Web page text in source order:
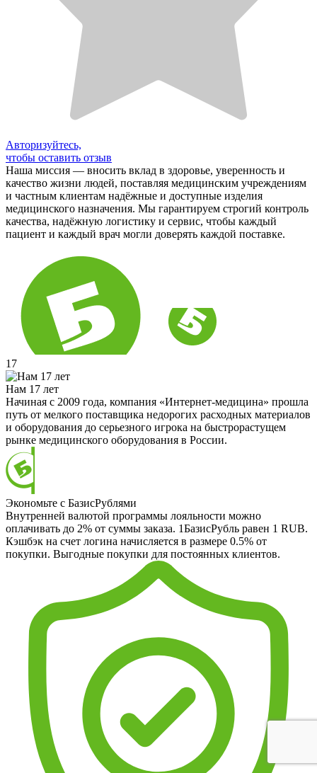
Авторизуйтесь,
чтобы оставить отзыв
Наша миссия — вносить вклад в здоровье, уверенность и
качество жизни людей, поставляя медицинским учреждениям
и частным клиентам надёжные и доступные изделия
медицинского назначения. Мы гарантируем строгий контроль
качества, надёжную логистику и сервис, чтобы каждый
пациент и каждый врач могли доверять каждой поставке.
17
Нам 17 лет
Начиная с 2009 года, компания «Интернет-медицина» прошла
путь от мелкого поставщика недорогих расходных материалов
и оборудования до серьезного игрока на быстрорастущем
рынке медицинского оборудования в России.
Экономьте с БазисРублями
Внутренней валютой программы лояльности можно
оплачивать до 2% от суммы заказа. 1БазисРубль равен 1 RUB.
Кэшбэк на счет логина начисляется в размере 0.5% от
покупки. Выгодные покупки для постоянных клиентов.